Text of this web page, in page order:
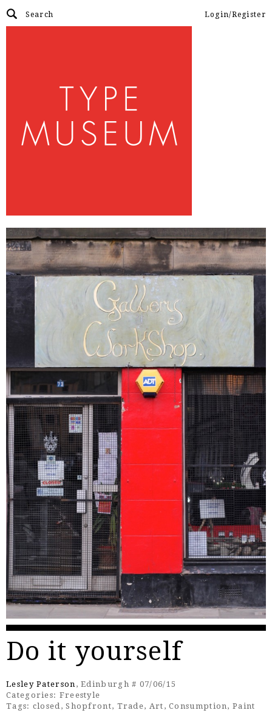
Login/Register
Do it yourself
Lesley Paterson , Edinburgh # 07/06/15
Categories: Freestyle
Tags: closed,Shopfront, Trade, Art ,Consumption,Paint